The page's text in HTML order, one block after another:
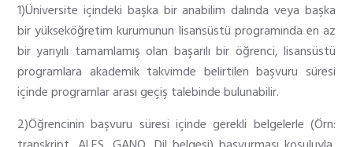
1)Üniversite içindeki başka bir anabilim dalında veya başka
bir yükseköğretim kurumunun lisansüstü programında en az
bir yarıyılı tamamlamış olan başarılı bir öğrenci, lisansüstü
programlara akademik takvimde belirtilen başvuru süresi
içinde programlar arası geçiş talebinde bulunabilir.
2)Öğrencinin başvuru süresi içinde gerekli belgelerle (Örn: